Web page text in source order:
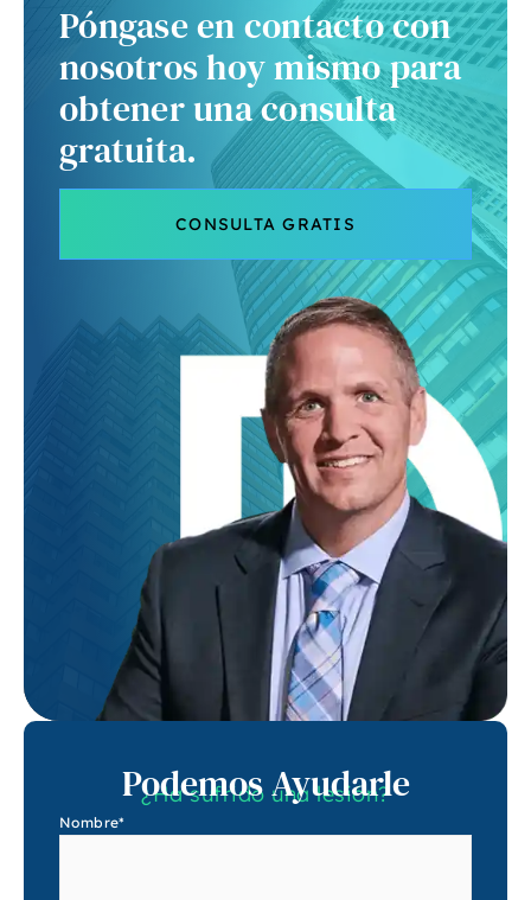
Póngase en contacto con
nosotros hoy mismo para
obtener una consulta
gratuita.
CONSULTA GRATIS
¿Ha sufrido una lesión?
Podemos Ayudarle
Nombre*